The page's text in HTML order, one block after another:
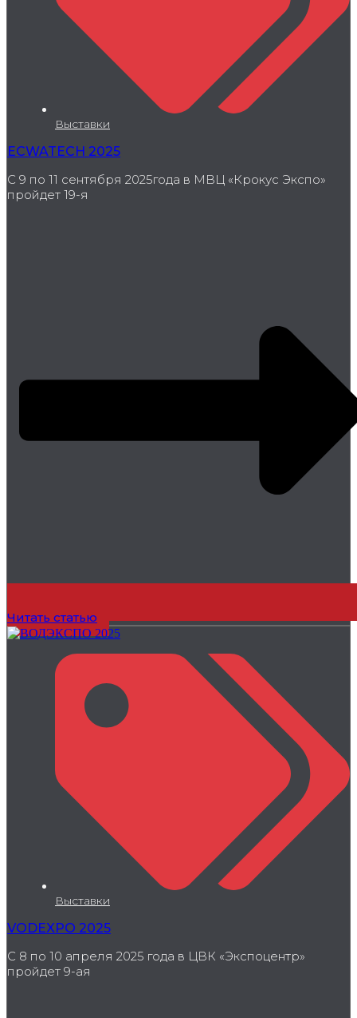
Выставки
ECWATECH 2025
С 9 по 11 сентября 2025года в МВЦ «Крокус Экспо»
пройдет 19-я
Читать статью
Выставки
VODEXPO 2025
С 8 по 10 апреля 2025 года в ЦВК «Экспоцентр»
пройдет 9-ая